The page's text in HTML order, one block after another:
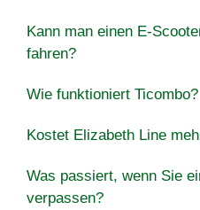
Kann man einen E-
fahren?
Wie funktioniert Ticombo?
Kostet Elizabeth Line
Was passiert, wenn Sie
verpassen?